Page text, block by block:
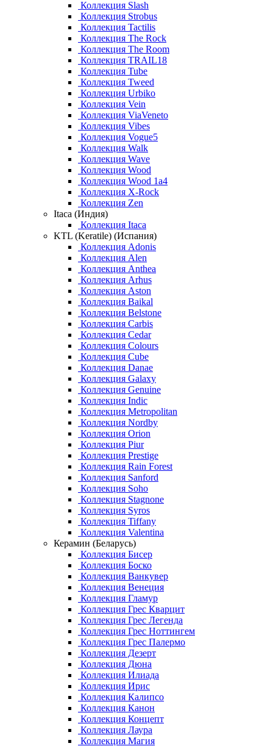
Коллекция Slash
Коллекция Strobus
Коллекция Tactilis
Коллекция The Rock
Коллекция The Room
Коллекция TRAIL18
Коллекция Tube
Коллекция Tweed
Коллекция Urbiko
Коллекция Vein
Коллекция ViaVeneto
Коллекция Vibes
Коллекция Vogue5
Коллекция Walk
Коллекция Wave
Коллекция Wood
Коллекция Wood 1a4
Коллекция X-Rock
Коллекция Zen
Itaca (Индия)
Коллекция Itaca
KTL (Keratile) (Испания)
Коллекция Adonis
Коллекция Alen
Коллекция Anthea
Коллекция Arhus
Коллекция Aston
Коллекция Baikal
Коллекция Belstone
Коллекция Carbis
Коллекция Cedar
Коллекция Colours
Коллекция Cube
Коллекция Danae
Коллекция Galaxy
Коллекция Genuine
Коллекция Indic
Коллекция Metropolitan
Коллекция Nordby
Коллекция Orion
Коллекция Piur
Коллекция Prestige
Коллекция Rain Forest
Коллекция Sanford
Коллекция Soho
Коллекция Stagnone
Коллекция Syros
Коллекция Tiffany
Коллекция Valentina
Керамин (Беларусь)
Коллекция Бисер
Коллекция Боско
Коллекция Ванкувер
Коллекция Венеция
Коллекция Гламур
Коллекция Грес Кварцит
Коллекция Грес Легенда
Коллекция Грес Ноттингем
Коллекция Грес Палермо
Коллекция Дезерт
Коллекция Дюна
Коллекция Илиада
Коллекция Ирис
Коллекция Калипсо
Коллекция Канон
Коллекция Концепт
Коллекция Лаура
Коллекция Магия